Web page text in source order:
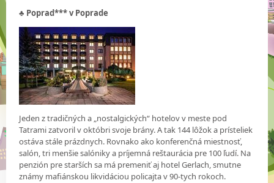
♣ Poprad*** v Poprade
Jeden z tradičných a „nostalgických“ hotelov v meste pod
Tatrami zatvoril v októbri svoje brány. A tak 144 lôžok a prísteliek
ostáva stále prázdnych. Rovnako ako konferenčná miestnosť,
salón, tri menšie salóniky a príjemná reštaurácia pre 100 ľudí. Na
penzión pre starších sa má premeniť aj hotel Gerlach, smutne
známy mafiánskou likvidáciou policajta v 90-tych rokoch.